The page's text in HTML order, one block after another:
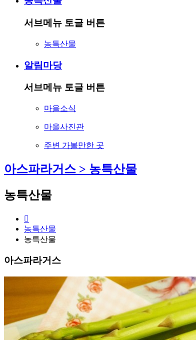
서브메뉴 토글 버튼
농특산물
알림마당
서브메뉴 토글 버튼
마을소식
마을사진관
주변 가볼만한 곳
아스파라거스 > 농특산물
농특산물
농특산물
농특산물
아스파라거스